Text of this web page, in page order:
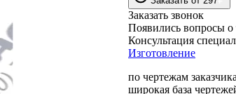
Заказать звонок
Появились вопросы о
Консультация
Изготовление
по чертежам заказчика
широкая база